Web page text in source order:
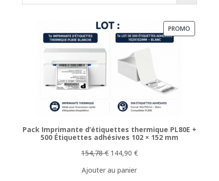
PROMO
Pack Imprimante d’étiquettes thermique PL80E +
500 Étiquettes adhésives 102 × 152 mm
154,78€ Le
initial
144,90 €Le
Ajouter au panier